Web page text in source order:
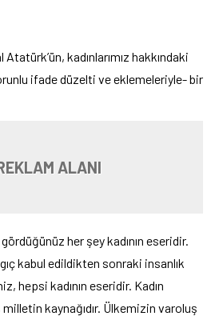
kadınlarımız hakkındaki
ifade düzelti ve eklemeleriyle- bir
ALANI
her şey kadının eseridir.
kabul edildikten sonraki insanlık
hepsi kadının eseridir. Kadın
milletin kaynağıdır. Ülkemizin varoluş